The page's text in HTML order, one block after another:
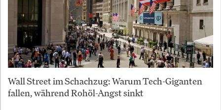
Wall Street im Schachzug: Warum Tech-Giganten
fallen, während Rohöl-Angst sinkt